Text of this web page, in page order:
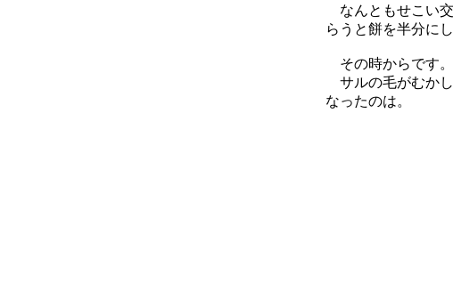
なんともせこい交
らうと餅を半分に
その時からです。
サルの毛がむかし
なったのは。